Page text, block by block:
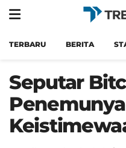
TERBARU BERITA
Seputar